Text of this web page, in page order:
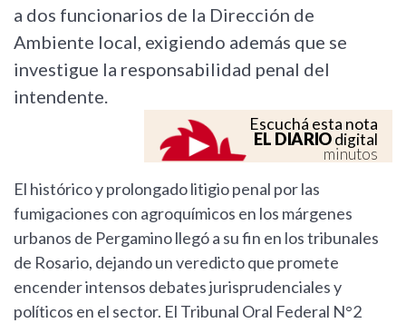
a dos funcionarios de la Dirección de
Ambiente local, exigiendo además que se
investigue la responsabilidad penal del
intendente.
Escuchá esta nota
EL DIARIOdigital
minutos
El histórico y prolongado litigio penal por las
fumigaciones con agroquímicos en los márgenes
urbanos de Pergamino llegó a su fin en los tribunales
de Rosario, dejando un veredicto que promete
encender intensos debates jurisprudenciales y
políticos en el sector. El Tribunal Oral Federal N°2